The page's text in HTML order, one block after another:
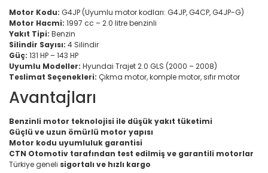
Motor Kodu: G4JP (Uyumlu motor kodları: G4JP, G4CP, G4JP-G)
Motor Hacmi: 1997 cc – 2.0 litre benzinli
Yakıt Tipi: Benzin
Silindir Sayısı: 4 Silindir
Güç: 131 HP – 143 HP
Uyumlu Modeller: Hyundai Trajet 2.0 GLS (2000 – 2008)
Teslimat Seçenekleri: Çıkma motor, komple motor, sıfır motor
Avantajları
Benzinli motor teknolojisi ile düşük yakıt tüketimi
Güçlü ve uzun ömürlü motor yapısı
Motor kodu uyumluluk garantisi
CTN Otomotiv tarafından test edilmiş ve garantili motorlar
Türkiye geneli sigortalı ve hızlı kargo